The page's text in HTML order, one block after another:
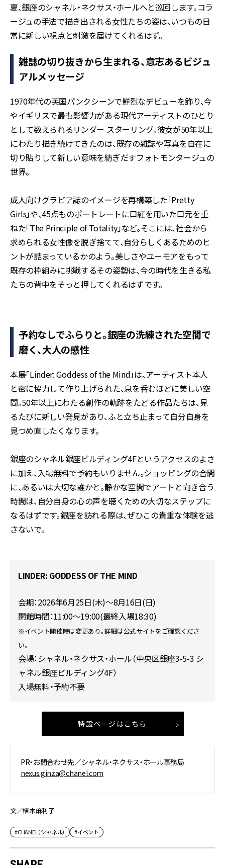
夏、銀座のシャネル・ネクサス・ホールへと巡回します。コラ
ージュの手法で描き出される女性たちの姿は、いつもの日
常に新しい視点と刺激を届けてくれるはず。
雑誌の切り抜きから生まれる、意志あるビジュ
アルメッセージ
1970年代の英国パンクシーンで鮮烈なデビューを飾り、今
やイギリスで最も影響力がある現代アーティストのひとり
として数えられるリンダー スターリング。彼女が50年以上
にわたり描き続けてきたのは、既存の雑誌や写真を自在に
切り貼りして新しい意味を紡ぎだすフォトモンタージュの
世界。
成人向けグラビア誌のイメージを再構築した「Pretty
Girls」や、45点ものポートレートに口紅を用いた口元を重
ねた「The Principle of Totality」など。そこには、社会から
求められる女性像を脱ぎ捨てて、自分らしくあるためのヒ
ントが詰まっているかのよう。美しさやユーモアをもって
既存の枠組みに挑戦するその姿勢は、今の時代を生きる私
たちの背中をそっと押してくれるはずです。
予約なしでふらりと。銀座の洗練された空間で
磨く、大人の感性
本展「Linder: Goddess of the Mind」は、アーティスト本人
と密に協力して作り上げられた、息を呑むほどに美しい空
間。50年以上にわたる創作の軌跡をたどる作品たちは、見
るたびに新しい発見があり、ふと立ち止まって自分自身を
見つめ直したくなります。
銀座のシャネル銀座ビルディング4Fというアクセスのよさ
に加え、入場無料で予約もいりません。ショッピングの合間
に、あるいは大切な誰かと。静かな空間でアートと向き合う
時間は、自分自身の心の声を聴くための大切なステップに
なるはずです。銀座を訪れる際は、ぜひこの貴重な体験を逃
さないで。
LINDER: GODDESS OF THE MIND
会期：2026年6月25日(木)〜8月16日(日)
開館時間：11:00〜19:00(最終入場18:30)
※イベント開催時は変更あり。詳細は公式サイトをご確認くださ
い。
会場：シャネル・ネクサス・ホール（中央区銀座3-5-3 シ
ャネル銀座ビルディング4F）
入場無料・予約不要
特設ページはこちら
PR・お問合わせ先／シャネル・ネクサス・ホール事務局
nexus.ginza@chanel.com
文／植木麻利子
#CHANEL（シャネル） #イベント